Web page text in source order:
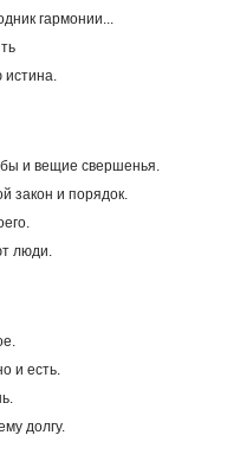
гармонии...
истина.
и вещие свершенья.
закон и порядок.
люди.
и есть.
долгу.